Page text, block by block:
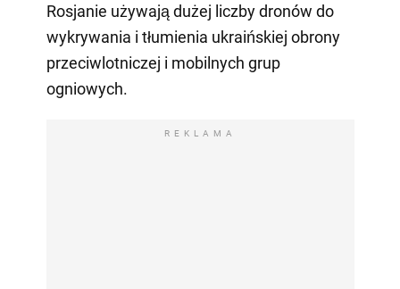
Rosjanie używają dużej liczby dronów do
wykrywania i tłumienia ukraińskiej obrony
przeciwlotniczej i mobilnych grup
ogniowych.
REKLAMA